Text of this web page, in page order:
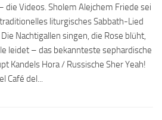
die Videos. Sholem Alejchem Friede sei
liturgisches Sabbath-Lied
Nachtigallen singen, die Rose blüht,
leidet – das bekannteste sephardische
Kandels Hora / Russische Sher Yeah!
Café del...